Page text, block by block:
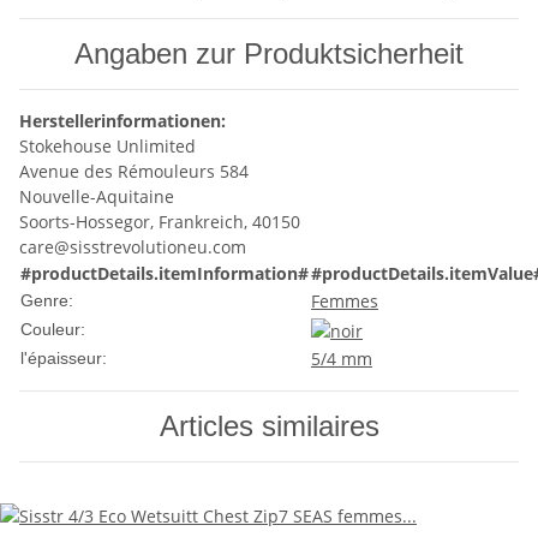
Angaben zur Produktsicherheit
Herstellerinformationen:
Stokehouse Unlimited
Avenue des Rémouleurs 584
Nouvelle-Aquitaine
Soorts-Hossegor, Frankreich, 40150
care@sisstrevolutioneu.com
#productDetails.itemInformation#
Genre: Femmes
Couleur:
l'épaisseur:
5/4 mm
Articles similaires